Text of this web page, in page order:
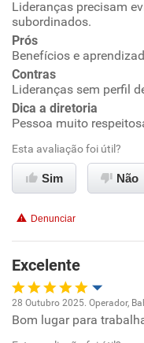
Ambiente de trabalho
Conciliação com a vida
Benefícios
Recomenda esta
Recomenda a
Lideranças precisam
subordinados.
Prós
Benefícios e
Contras
Lideranças sem perfil
Dica a diretoria
Pessoa muito
Esta avaliação foi útil?
Sim Não
Denunciar
Excelente
Oportunidade de
28 Outubro 2025. Operador,
Bom lugar para